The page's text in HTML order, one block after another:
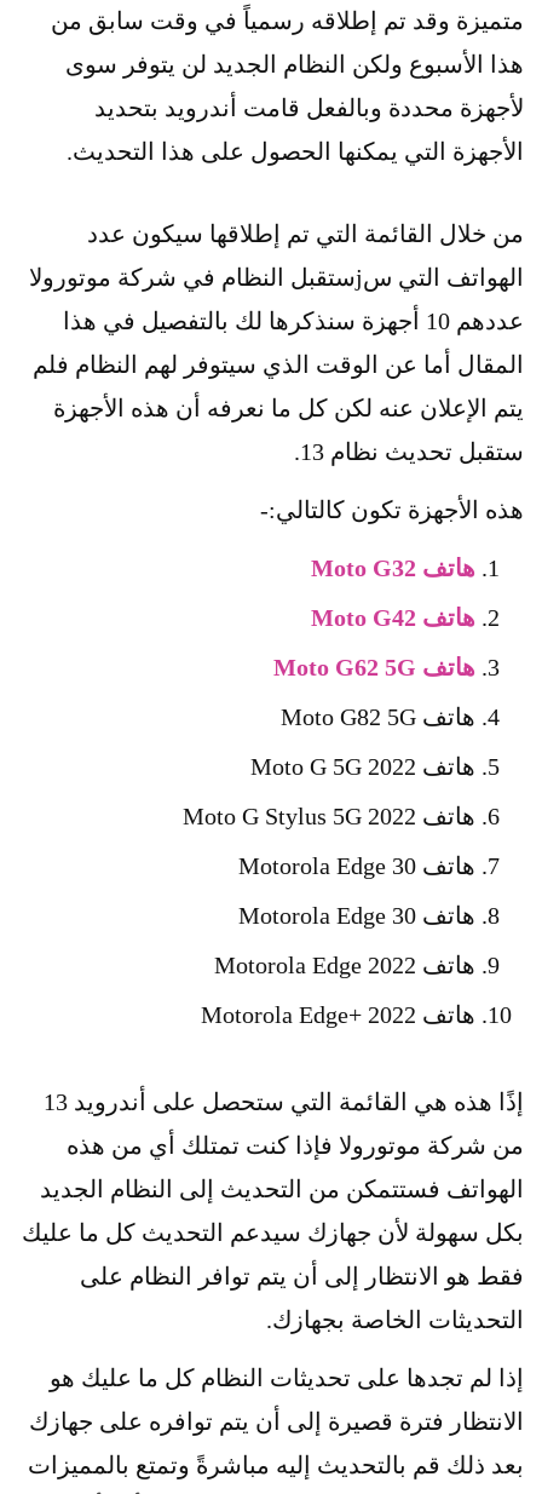
متميزة وقد تم إطلاقه رسمياً في وقت سابق من
هذا الأسبوع ولكن النظام الجديد لن يتوفر سوى
لأجهزة محددة وبالفعل قامت أندرويد بتحديد
الأجهزة التي يمكنها الحصول على هذا التحديث.
من خلال القائمة التي تم إطلاقها سيكون عدد
الهواتف التي سjستقبل النظام في شركة موتورولا
عددهم 10 أجهزة سنذكرها لك بالتفصيل في هذا
المقال أما عن الوقت الذي سيتوفر لهم النظام فلم
يتم الإعلان عنه لكن كل ما نعرفه أن هذه الأجهزة
ستقبل تحديث نظام 13.
هذه الأجهزة تكون كالتالي:-
هاتف Moto G32
هاتف Moto G42
هاتف Moto G62 5G
هاتف Moto G82 5G
هاتف Moto G 5G 2022
هاتف Moto G Stylus 5G 2022
هاتف Motorola Edge 30
هاتف Motorola Edge 30
هاتف Motorola Edge 2022
هاتف Motorola Edge+ 2022
إذًا هذه هي القائمة التي ستحصل على أندرويد 13
من شركة موتورولا فإذا كنت تمتلك أي من هذه
الهواتف فستتمكن من التحديث إلى النظام الجديد
بكل سهولة لأن جهازك سيدعم التحديث كل ما عليك
فقط هو الانتظار إلى أن يتم توافر النظام على
التحديثات الخاصة بجهازك.
إذا لم تجدها على تحديثات النظام كل ما عليك هو
الانتظار فترة قصيرة إلى أن يتم توافره على جهازك
بعد ذلك قم بالتحديث إليه مباشرةً وتمتع بالمميزات